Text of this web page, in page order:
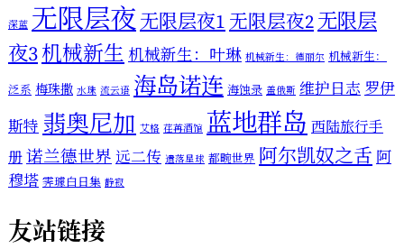
深蓝 无限层夜无限层夜1 无限层夜2无限层
夜3机械新生 机械新生：叶琳 机械新生：德丽尔 机械新生：
泛系 梅珠撒 水珠 流云语 海岛诺连 海蚀录 盖俄斯 维护日志 罗伊
斯特 翡奥尼加 艾格 荏苒酒馆 蓝地群岛 西陆旅行手
册诺兰德世界 远二传 遗落星球 都畹世界 阿尔凯奴之舌 阿
穆塔 霁璩白日集 静寂
友站链接